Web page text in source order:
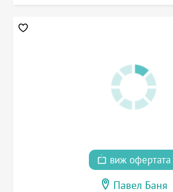
виж офертата
Павел Баня